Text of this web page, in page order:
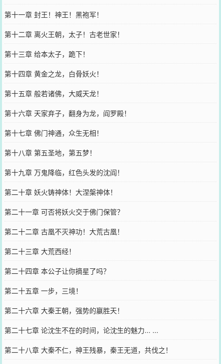
第十一章 封王！神王！黑袍军！
第十二章 离火王朝，太子！古老世家！
第十三章 给本太子，跪下！
第十四章 黄金之龙，白骨妖火！
第十五章 般若诸佛，大威天龙！
第十六章 天家弃子，翻身为龙，阎罗殿！
第十七章 佛门神通，众生无相！
第十八章 第五圣地，第五梦！
第十九章 万鬼降临，红色头发的沈阎！
第二十章 妖火铸神体！大涅槃神体！
第二十一章 可否将妖火交于佛门保管？
第二十二章 古凰不灭神功！大荒古凰！
第二十三章 大荒西经！
第二十四章 本公子让你摘星了吗？
第二十五章 一步，三境！
第二十六章 大秦王朝，强势的嬴胜天！
第二十七章 论沈生不在的时间，论沈生的魅力... ...
第二十八章 大秦不仁，神王残暴，秦王无道，共伐之！